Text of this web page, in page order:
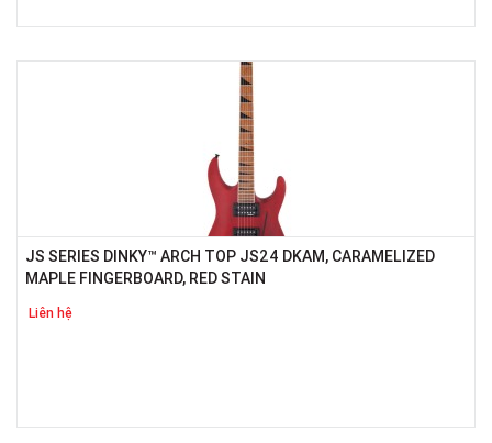
JS SERIES DINKY™ ARCH TOP JS24 DKAM, CARAMELIZED
MAPLE FINGERBOARD, RED STAIN
Liên hệ